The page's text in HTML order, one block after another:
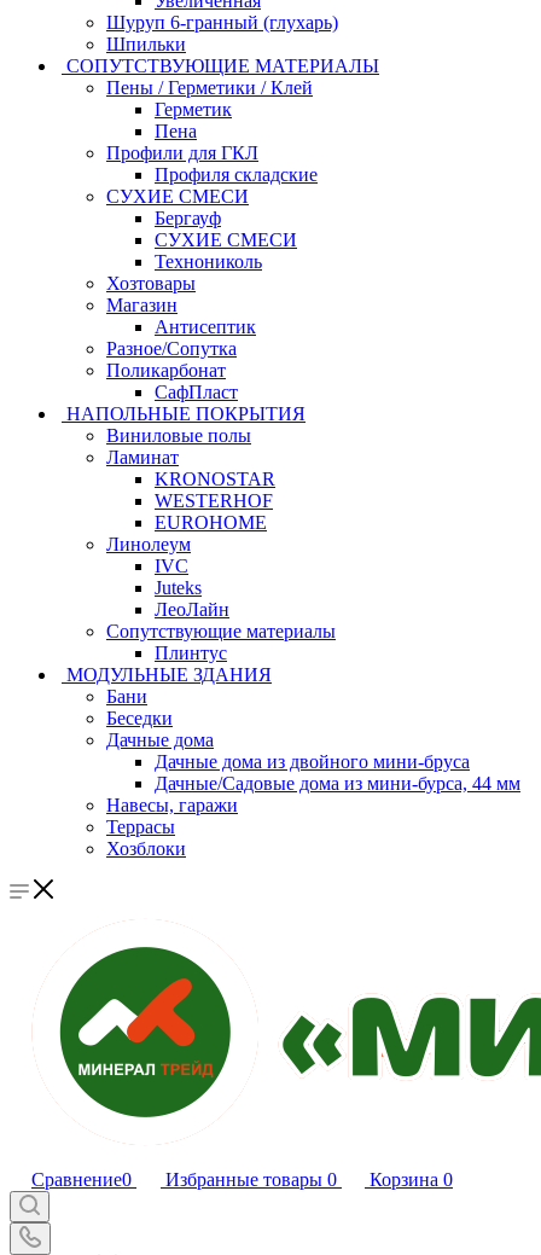
Шуруп 6-гранный (глухарь)
Шпильки
СОПУТСТВУЮЩИЕ МАТЕРИАЛЫ
Пены / Герметики / Клей
Герметик
Пена
Профили для ГКЛ
Профиля складские
СУХИЕ СМЕСИ
Бергауф
СУХИЕ СМЕСИ
Технониколь
Хозтовары
Магазин
Антисептик
Разное/Сопутка
Поликарбонат
СафПласт
НАПОЛЬНЫЕ ПОКРЫТИЯ
Виниловые полы
Ламинат
KRONOSTAR
WESTERHOF
EUROHOME
Линолеум
IVC
Juteks
ЛеоЛайн
Сопутствующие материалы
Плинтус
МОДУЛЬНЫЕ ЗДАНИЯ
Бани
Беседки
Дачные дома
Дачные дома из двойного мини-бруса
Дачные/Садовые дома из мини-бурса, 44 мм
Навесы, гаражи
Террасы
Хозблоки
Сравнение0 Избранные товары 0 Корзина 0